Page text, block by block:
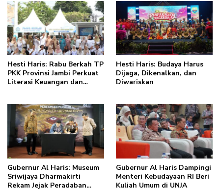
anakku bisa jaga diri, 60%
masa depan sudah ada di
tangan”
Hesti Haris: Rabu Berkah TP
PKK Provinsi Jambi Perkuat
Literasi Keuangan dan
Hesti Haris: Budaya Harus
Dijaga, Dikenalkan, dan
Diwariskan
Gubernur Al Haris: Museum
Sriwijaya Dharmakirti
Rekam Jejak Peradaban
Gubernur Al Haris Dampingi
Menteri Kebudayaan RI Beri
Kuliah Umum di UNJA